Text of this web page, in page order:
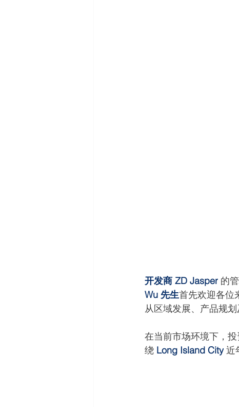
开发商 ZD Jasper 的
Wu 先生首先欢迎各位
从区域发展、产品规
在当前市场环境下，
绕 Long Island City 近